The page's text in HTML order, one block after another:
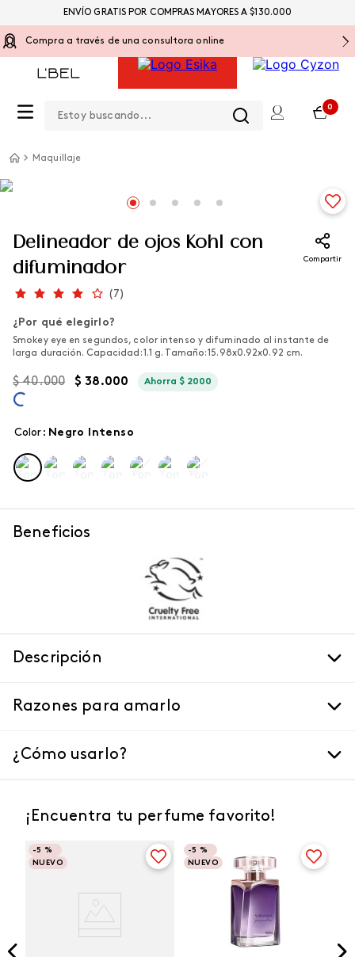
Compra a través de una consultora online
0
ENVÍO GRATIS POR COMPRAS MAYORES A $130.000
Maquillaje
Delineador de ojos Kohl con
difuminador
Compartir
(7)
¿Por qué elegirlo?
Smokey eye en segundos, color intenso y difuminado al instante de
larga duración. Capacidad: 1.1 g. Tamaño: 15.98x0.92x0.92 cm.
$ 40.000 $ 38.000 Ahorra$ 2000
Color : negro intenso
Beneficios
Descripción
Razones para amarlo
¿Cómo usarlo?
¡Encuentra tu perfume favorito!
-5 %
NUEVO
-5 %
NUEVO